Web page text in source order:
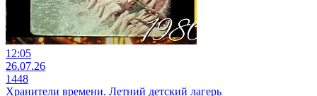
12:05
26.07.26
1448
Хранители времени. Летний детский лагерь